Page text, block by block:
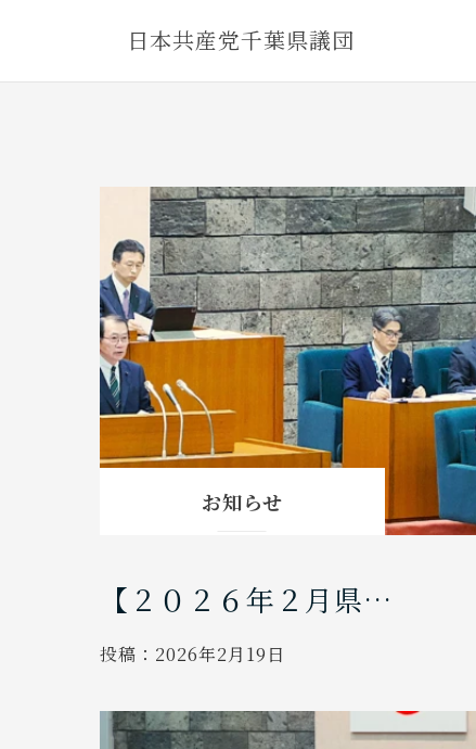
日本共産党千葉県議団
お知らせ
【２０２６年２月県…
投稿： 2026年2月19日